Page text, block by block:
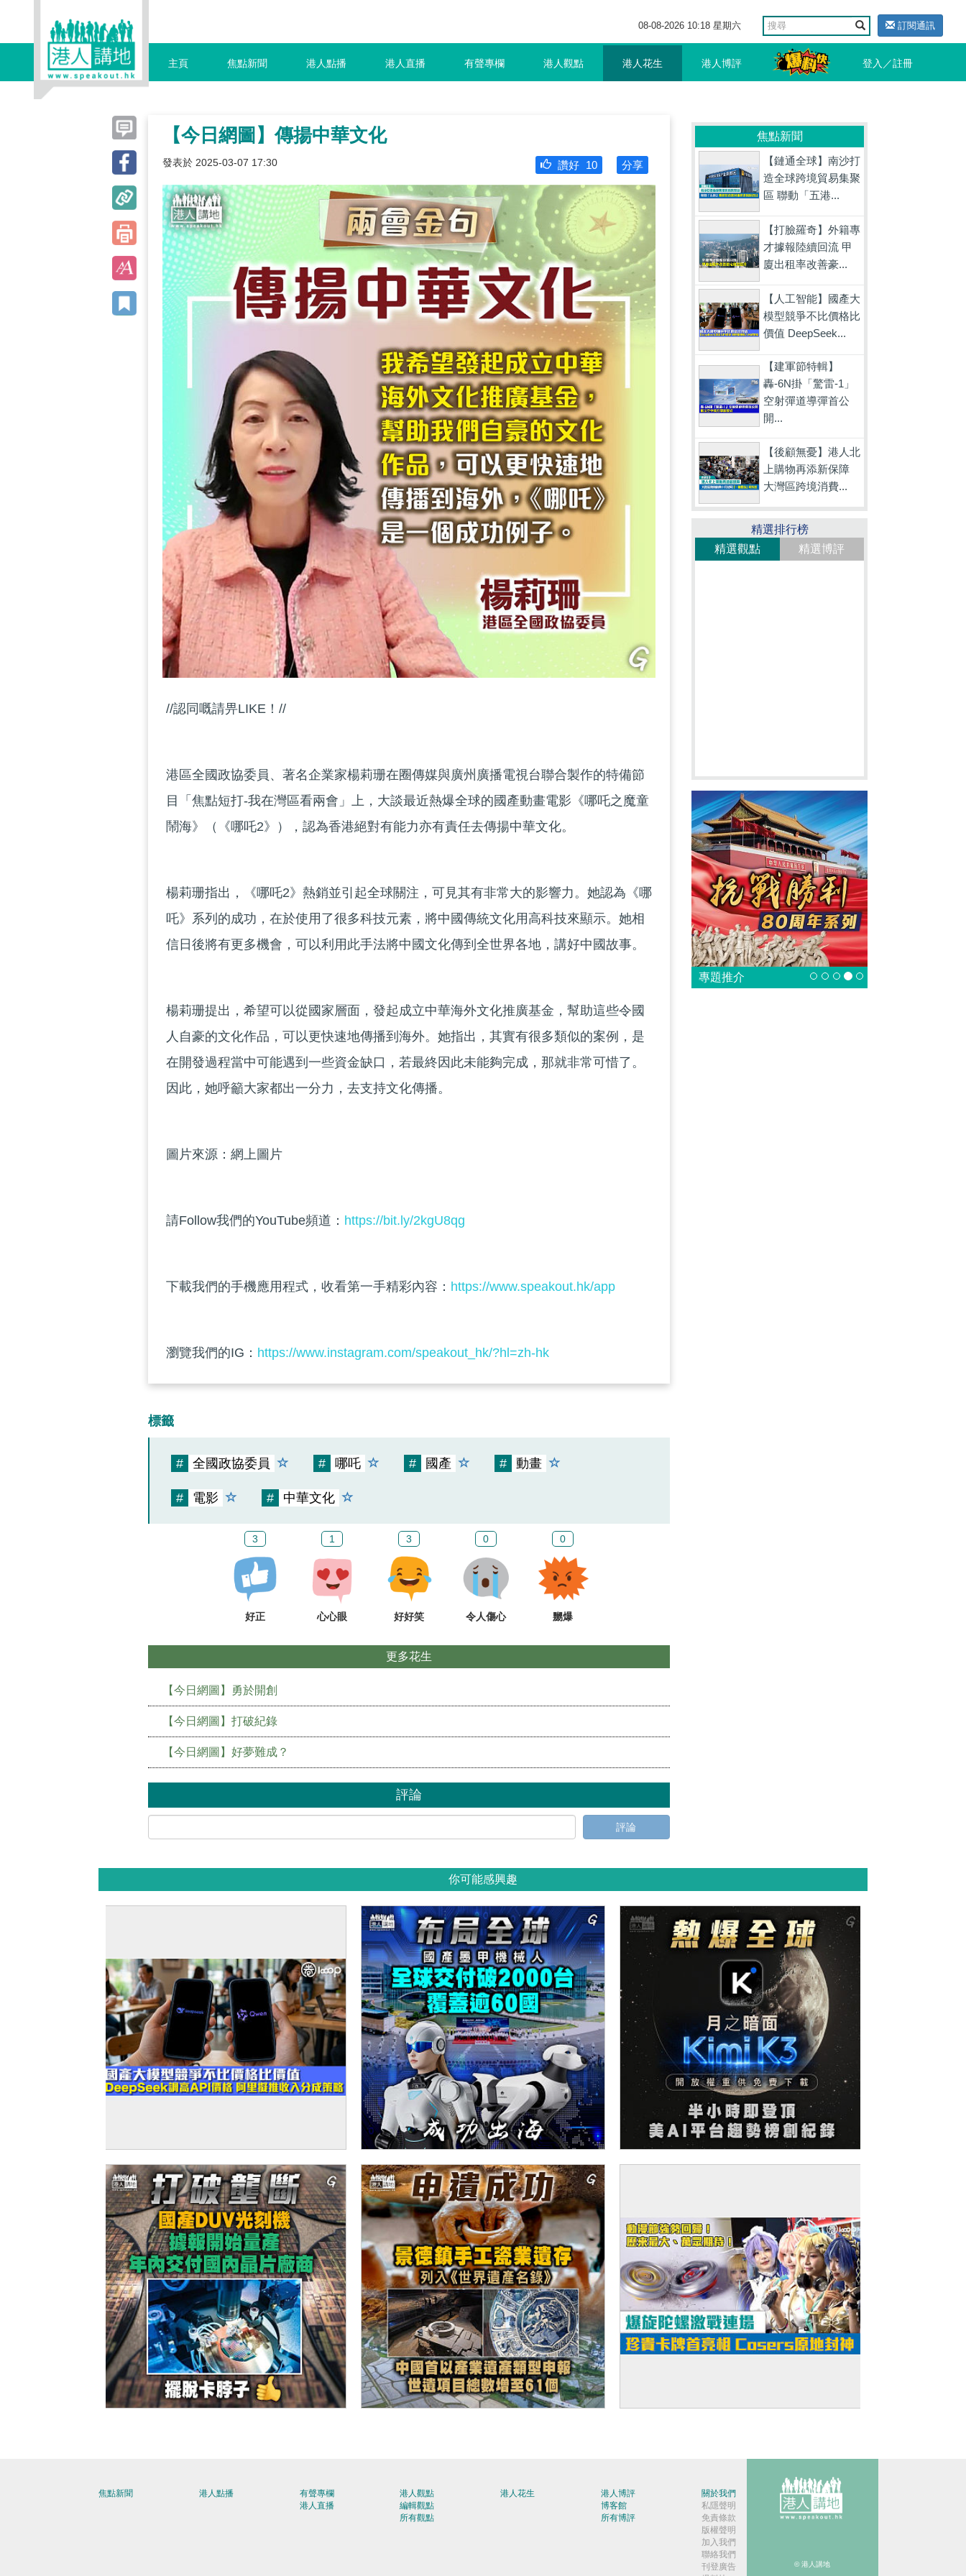
08-08-2026 10:18 星期六 訂閱通訊
主頁 焦點新聞 港人點播 港人直播 有聲專欄 港人觀點 港人花生 港人博評 登入／註冊
【今日網圖】傳揚中華文化
發表於 2025-03-07 17:30 分享
讚好 10
//認同嘅請畀LIKE！//
港區全國政協委員、著名企業家楊莉珊在圈傳媒與廣州廣播電視台聯合製作的特備節
目「焦點短打-我在灣區看兩會」上，大談最近熱爆全球的國產動畫電影《哪吒之魔童
鬧海》（《哪吒2》），認為香港絕對有能力亦有責任去傳揚中華文化。
楊莉珊指出，《哪吒2》熱銷並引起全球關注，可見其有非常大的影響力。她認為《哪
吒》系列的成功，在於使用了很多科技元素，將中國傳統文化用高科技來顯示。她相
信日後將有更多機會，可以利用此手法將中國文化傳到全世界各地，講好中國故事。
楊莉珊提出，希望可以從國家層面，發起成立中華海外文化推廣基金，幫助這些令國
人自豪的文化作品，可以更快速地傳播到海外。她指出，其實有很多類似的案例，是
在開發過程當中可能遇到一些資金缺口，若最終因此未能夠完成，那就非常可惜了。
因此，她呼籲大家都出一分力，去支持文化傳播。
圖片來源：網上圖片
請Follow我們的YouTube頻道： https://bit.ly/2kgU8qg
下載我們的手機應用程式，收看第一手精彩內容： https://www.speakout.hk/app
瀏覽我們的IG： https://www.instagram.com/speakout_hk/?hl=zh-hk
標籤
# 全國政協委員 # 哪吒 # 國產 # 動畫
# 電影 # 中華文化
3
好正
1
心心眼
3
好好笑
0
令人傷心
0
嬲爆
更多花生
【今日網圖】勇於開創
【今日網圖】打破紀錄
【今日網圖】好夢難成？
評論
評論
焦點新聞
【鏈通全球】南沙打
造全球跨境貿易集聚
區 聯動「五港...
【打臉羅奇】外籍專
才據報陸續回流 甲
廈出租率改善豪...
【人工智能】國產大
模型競爭不比價格比
價值 DeepSeek...
【建軍節特輯】
轟-6N掛「驚雷-1」
空射彈道導彈首公
開...
【後顧無憂】港人北
上購物再添新保障
大灣區跨境消費...
精選排行榜
精選觀點
精選博評
專題推介
你可能感興趣
值 DeepSeek調高API價格、阿里擬推收入分
成策略
焦點新聞 港人點播
有聲專欄
港人直播
港人觀點
編輯觀點
所有觀點
港人花生
港人博評
博客館
所有博評
關於我們
私隱聲明
免責條款
版權聲明
加入我們
聯絡我們
刊登廣告
© 港人講地